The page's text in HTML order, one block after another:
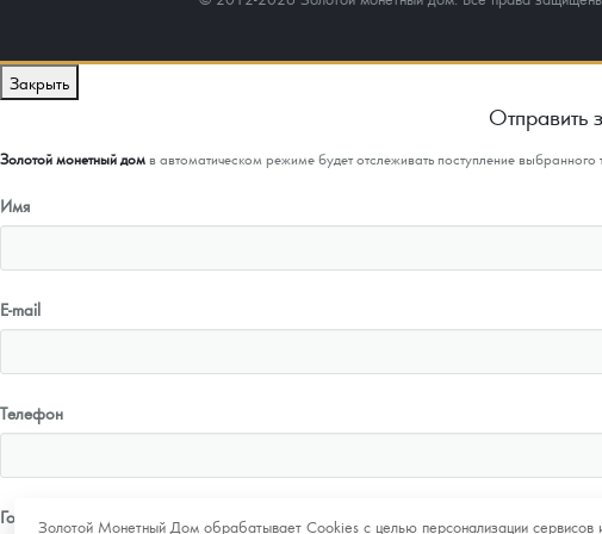
Золотой Монетный Дом обрабатывает Cookies с целью персонализации сервисов
Закрыть
Отправить
Золотой монетный домв автоматическом режиме будет отслеживать поступление
Имя
E-mail
Телефон
Город